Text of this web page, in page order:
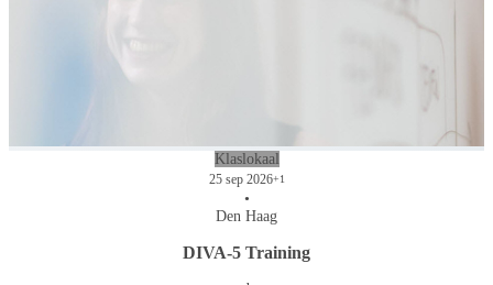
Klaslokaal
25 sep 2026+1
•
Den Haag
DIVA-5 Training